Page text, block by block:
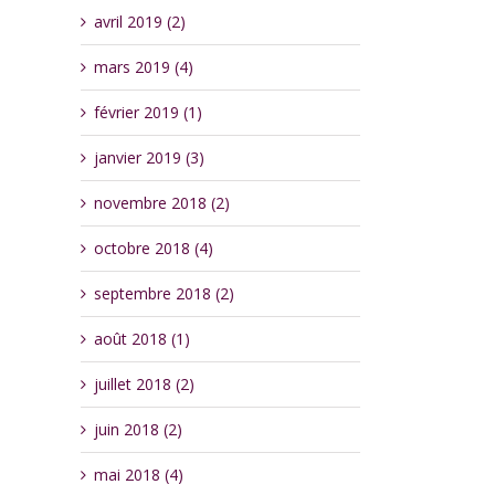
avril 2019 (2)
mars 2019 (4)
février 2019 (1)
janvier 2019 (3)
novembre 2018 (2)
octobre 2018 (4)
septembre 2018 (2)
août 2018 (1)
juillet 2018 (2)
juin 2018 (2)
mai 2018 (4)